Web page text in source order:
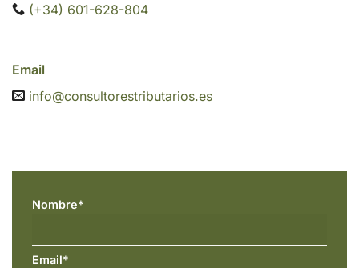
(+34) 601-628-804
Email
info@consultorestributarios.es
Nombre*
Email*